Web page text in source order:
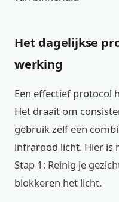
Het dagelijkse
werking
Een effectief protocol
Het draait om
gebruik zelf een
infrarood licht. Hier is
Stap 1: Reinig je
blokkeren het licht.